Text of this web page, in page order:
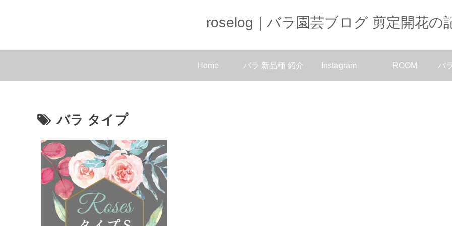
roselog｜バラ園芸ブログ 剪定開花の
Home バラ 新品種 紹介 Instagram ROOM バ
バラ タイプ